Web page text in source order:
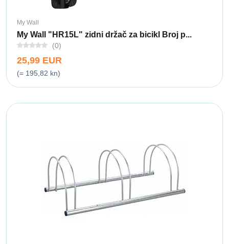
My Wall
My Wall "HR15L" zidni držač za bicikl Broj p...
(0)
25,99 EUR
(= 195,82 kn)